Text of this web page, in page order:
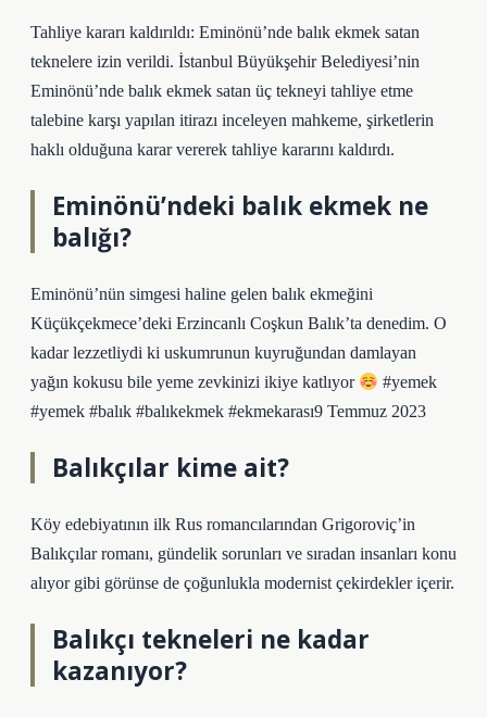
Tahliye kararı kaldırıldı: Eminönü’nde balık ekmek satan
teknelere izin verildi. İstanbul Büyükşehir Belediyesi’nin
Eminönü’nde balık ekmek satan üç tekneyi tahliye etme
talebine karşı yapılan itirazı inceleyen mahkeme, şirketlerin
haklı olduğuna karar vererek tahliye kararını kaldırdı.
Eminönü’ndeki balık ekmek ne
balığı?
Eminönü’nün simgesi haline gelen balık ekmeğini
Küçükçekmece’deki Erzincanlı Coşkun Balık’ta denedim. O
kadar lezzetliydi ki uskumrunun kuyruğundan damlayan
yağın kokusu bile yeme zevkinizi ikiye katlıyor
#yemek
#yemek #balık #balıkekmek #ekmekarası9 Temmuz 2023
Balıkçılar kime ait?
Köy edebiyatının ilk Rus romancılarından Grigoroviç’in
Balıkçılar romanı, gündelik sorunları ve sıradan insanları konu
alıyor gibi görünse de çoğunlukla modernist çekirdekler içerir.
Balıkçı tekneleri ne kadar
kazanıyor?